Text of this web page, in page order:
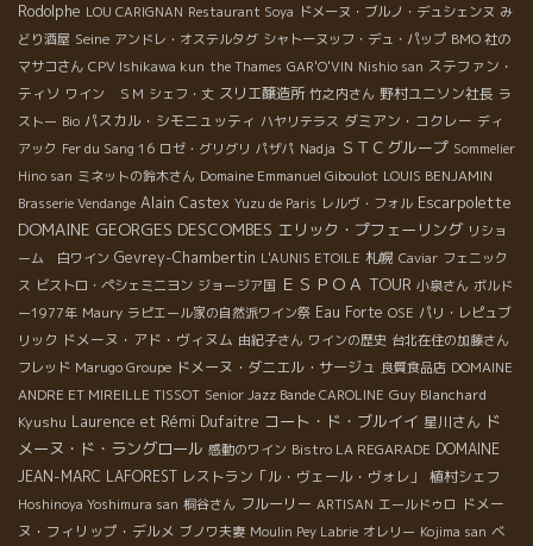
Rodolphe LOU CARIGNAN Restaurant Soya ドメーヌ・ブルノ・デュシェンヌ み
どり酒屋 Seine アンドレ・オステルタグ シャトーヌッフ・デュ・パップ BMO 社の
マサコさん CPV Ishikawa kun the Thames GAR'O'VIN Nishio san ステファン・
ティソ ワイン ＳＭ シェフ・丈 スリエ醸造所 竹之内さん 野村ユニソン社長 ラ
ストー Bio パスカル・シモニュッティ ハヤリテラス ダミアン・コクレー ディ
アック Fer du Sang 16 ロゼ・グリグリ パザパ Nadja ＳＴＣグループ Sommelier
Hino san ミネットの鈴木さん Domaine Emmanuel Giboulot LOUIS BENJAMIN
Brasserie Vendange Alain Castex Yuzu de Paris レルヴ・フォル Escarpolette
DOMAINE GEORGES DESCOMBES エリック・プフェーリング リショ
ーム 白ワイン Gevrey-Chambertin L'AUNIS ETOILE 札幌 Caviar フェニック
ス ビストロ・ペシェミニヨン ジョージア国 ＥＳＰＯＡ TOUR 小泉さん ボルド
ー1977年 Maury ラピエール家の自然派ワイン祭 Eau Forte OSE パリ・レピュブ
リック ドメーヌ・アド・ヴィヌム 由紀子さん ワインの歴史 台北在住の加藤さん
フレッド Marugo Groupe ドメーヌ・ダニエル・サージュ 良質食品店 DOMAINE
ANDRE ET MIREILLE TISSOT Senior Jazz Bande CAROLINE Guy Blanchard
Kyushu Laurence et Rémi Dufaitre コート・ド・ブルイイ 星川さん ド
メーヌ・ド・ラングロール 感動のワイン Bistro LA REGARADE DOMAINE
JEAN-MARC LAFOREST レストラン「ル・ヴェール・ヴォレ」 植村シェフ
Hoshinoya Yoshimura san 桐谷さん フルーリー ARTISAN エールドゥロ ドメー
ヌ・フィリップ・デルメ ブノワ夫妻 Moulin Pey Labrie オレリー Kojima san ベ